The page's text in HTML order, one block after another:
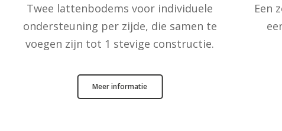
Twee lattenbodems voor individuele
ondersteuning per zijde, die samen te
voegen zijn tot 1 stevige constructie.
Meer informatie
Een